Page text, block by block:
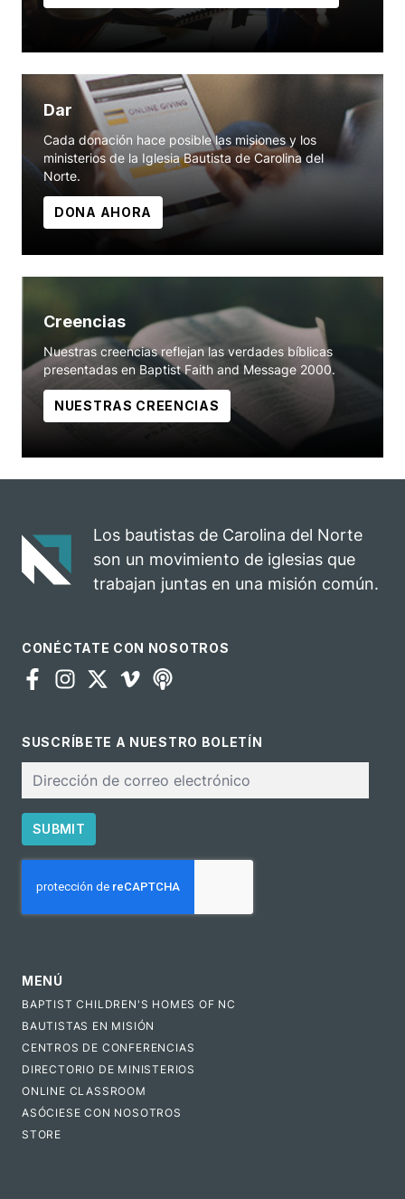
Dar
Cada donación hace posible las misiones y los
ministerios de la Iglesia Bautista de Carolina del
Norte.
DONA AHORA
Creencias
Nuestras creencias reflejan las verdades bíblicas
presentadas en Baptist Faith and Message 2000.
NUESTRAS CREENCIAS
Los bautistas de Carolina del Norte
son un movimiento de iglesias que
trabajan juntas en una misión común.
CONÉCTATE CON NOSOTROS
SUSCRÍBETE A NUESTRO BOLETÍN
electrónico
SUBMIT
MENÚ
BAPTIST CHILDREN'S HOMES OF NC
BAUTISTAS EN MISIÓN
CENTROS DE CONFERENCIAS
DIRECTORIO DE MINISTERIOS
ONLINE CLASSROOM
ASÓCIESE CON NOSOTROS
STORE